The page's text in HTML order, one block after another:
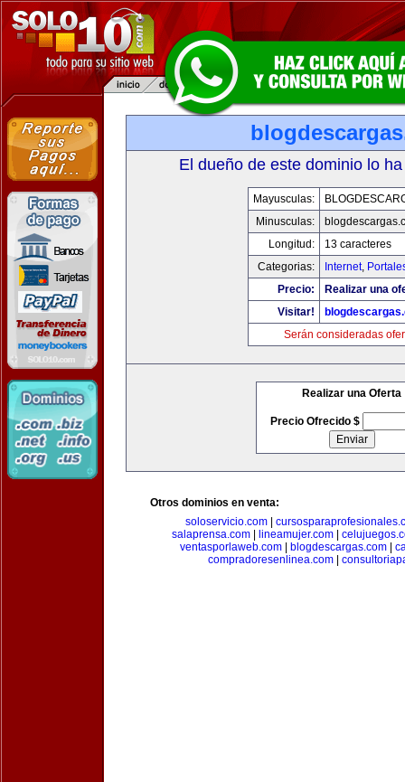
El dueño de este dominio lo
Mayusculas:
Minusculas:
Longitud:
13 caracteres
Categorias:
Internet,
Precio:
Realizar una
Visitar!
Serán consideradas
Realizar una Oferta
Precio Ofrecido $
Otros dominios en venta:
soloservicio.com|
salaprensa.com| lineamujer.com|
ventasporlaweb.com| blogdescargas.com|
compradoresenlinea.com|